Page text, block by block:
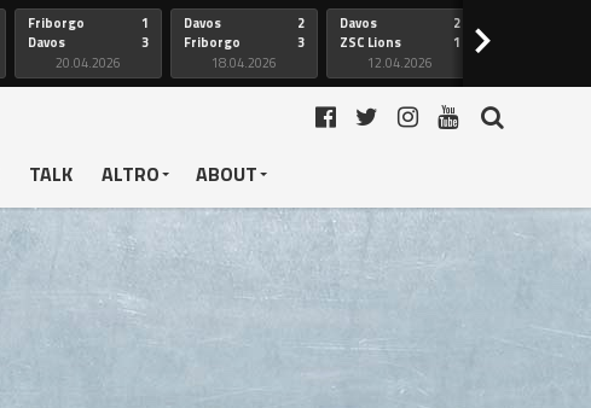
Friborgo
Davos
1
3
20.04.2026
Davos
Friborgo
2
3
18.04.2026
Davos
ZSC Lions
2
1
12.04.2026
>
TALK ALTRO ABOUT